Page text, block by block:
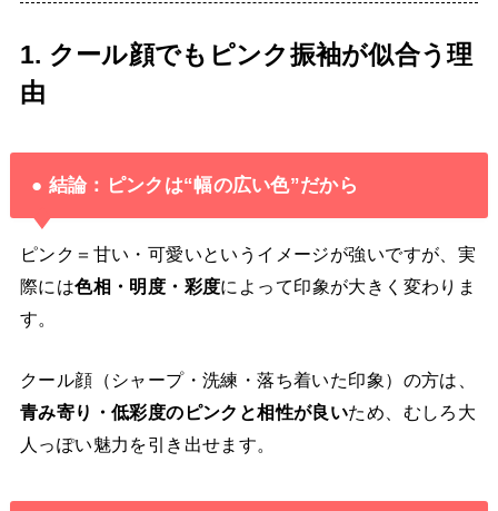
1. クール顔でもピンク振袖が似合う理
由
● 結論：ピンクは“幅の広い色”だから
ピンク＝甘い・可愛いというイメージが強いですが、実
際には色相・明度・彩度によって印象が大きく変わりま
す。
クール顔（シャープ・洗練・落ち着いた印象）の方は、
青み寄り・低彩度のピンクと相性が良いため、むしろ大
人っぽい魅力を引き出せます。